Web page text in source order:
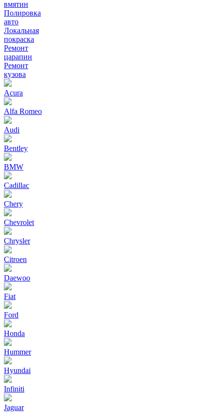
вмятин
Полировка
авто
Локальная
покраска
Ремонт
царапин
Ремонт
кузова
Acura
Alfa Romeo
Audi
Bentley
BMW
Cadillac
Chery
Chevrolet
Chrysler
Citroen
Daewoo
Fiat
Ford
Honda
Hummer
Hyundai
Infiniti
Jaguar